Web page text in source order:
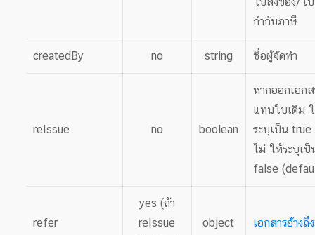
กำกับภาษี
createdBy no string ชื่อผู้จัดทำ
reIssue no boolean
หากออกเอกส
แทนใบเดิม
ระบุเป็น true
ไม่ ให้ระบุเป็
false
refer
yes (ถ้า
reIssue
object เอกสารอ้างถึง